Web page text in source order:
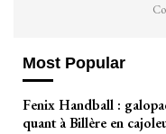
Most Popular
Fenix Handball :
quant à Billère en